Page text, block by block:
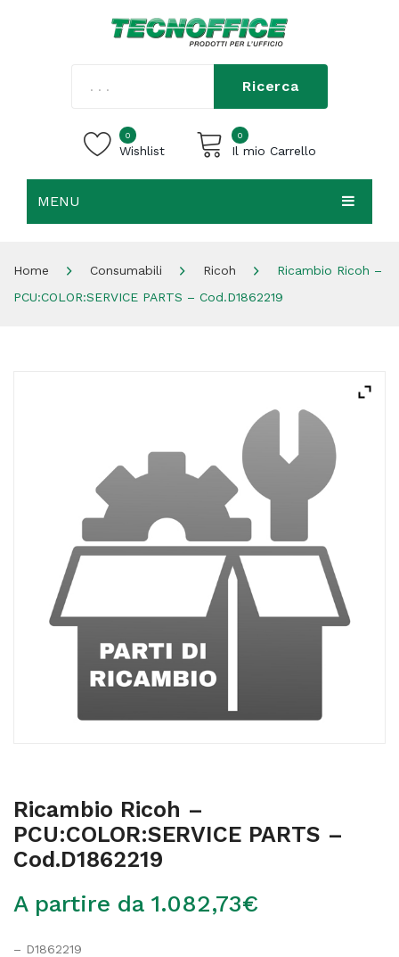
Ricerca
0
Wishlist
0
Il mio Carrello
MENU
Home Consumabili Ricoh
Ricambio Ricoh –
PCU:COLOR:SERVICE PARTS – Cod.D1862219
Ricambio Ricoh –
PCU:COLOR:SERVICE PARTS –
Cod.D1862219
A partire da 1.082,73€
– D1862219